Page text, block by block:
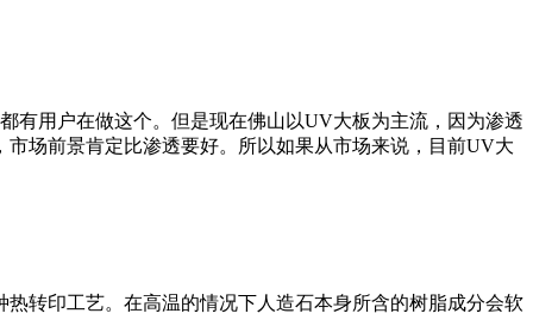
有用户在做这个。但是现在佛山以UV大板为主流，因为渗透
场前景肯定比渗透要好。所以如果从市场来说，目前UV大
转印工艺。在高温的情况下人造石本身所含的树脂成分会软